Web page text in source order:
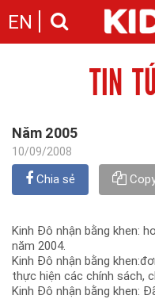
EN
Câu chuyện KIDO
Cam kết của KIDO
Nhà sáng lập
Ngành bánh
Tin tức
Tin tức & sự kiện
Thông cáo báo chí
Nhà đầu tư
Thông điệp
Thông tin cổ phần
Các công ty thành
Liên hệ
Liên hệ
Giới thiệu
Nhu cầu tuyển dụng
TIN
Năm 2005
10/09/2008
Chia sẻ
Kinh Đô nhận bằng khen:
năm 2004.
Kinh Đô nhận bằng
thực hiện các chính sách,
Kinh Đô nhận bằng khen: